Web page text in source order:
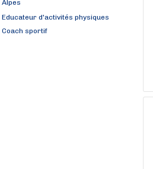
Alpes
Educateur d'activités physiques
Coach sportif